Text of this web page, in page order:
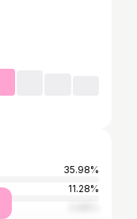
35.98%
11.28%